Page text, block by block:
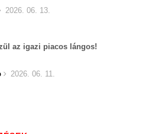
2026. 06. 13.
az igazi piacos lángos!
2026. 06. 11.